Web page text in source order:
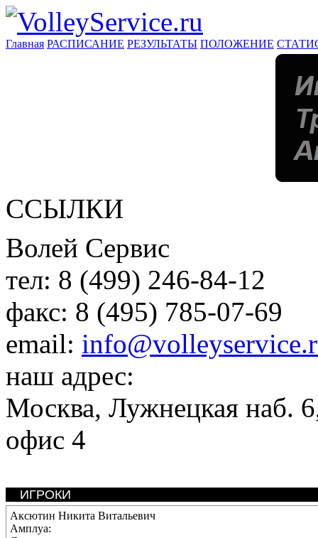
Главная РАСПИСАНИЕ РЕЗУЛЬТАТЫ ПОЛОЖЕНИЕ
ССЫЛКИ
Волей Сервис
тел: 8 (499) 246-84-12
факс: 8 (495) 785-07-69
email:
наш адрес:
Москва, Лужнецкая наб.
офис 4
ИГРОКИ
Аксютин Никита Витальевич
Амплуа: